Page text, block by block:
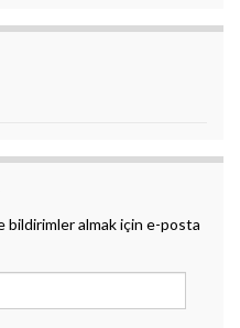
bildirimler almak için e-posta